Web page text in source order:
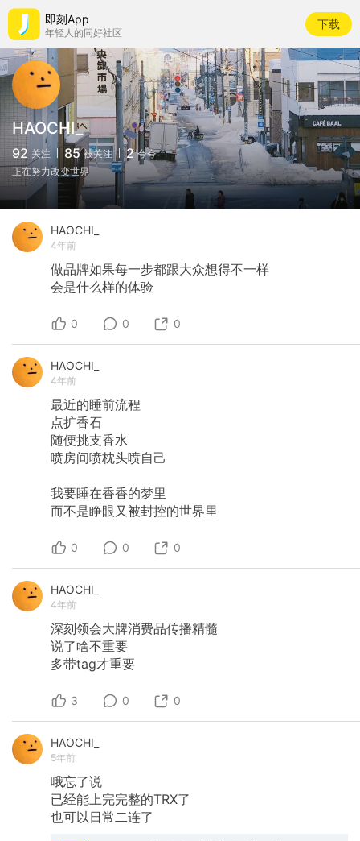
即刻App
年轻人的同好社区
下载
HAOCHI_
92 关注 85 被关注 2 夸夸
正在努力改变世界
HAOCHI_
4年前
做品牌如果每一步都跟大众想得不一样
会是什么样的体验
0 0 0
HAOCHI_
4年前
最近的睡前流程
点扩香石
随便挑支香水
喷房间喷枕头喷自己
我要睡在香香的梦里
而不是睁眼又被封控的世界里
0 0 0
HAOCHI_
4年前
深刻领会大牌消费品传播精髓
说了啥不重要
多带tag才重要
3 0 0
HAOCHI_
5年前
哦忘了说
已经能上完完整的TRX了
也可以日常二连了